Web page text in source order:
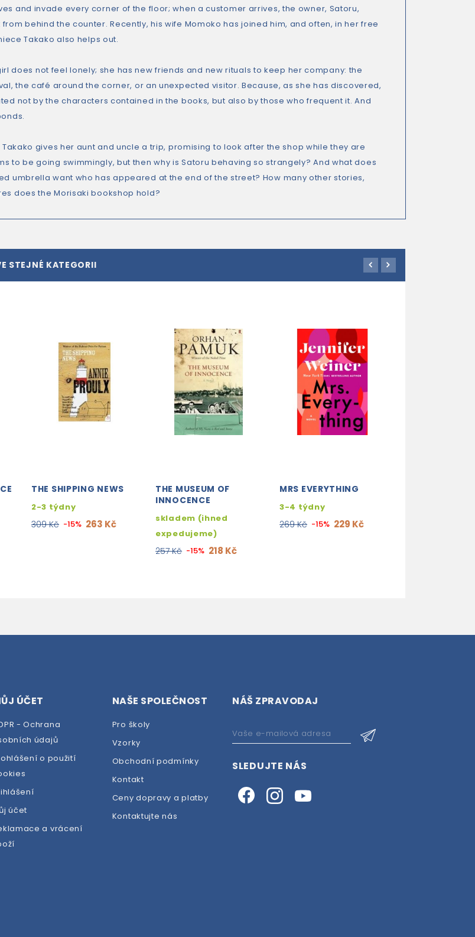
and invade every corner of the floor; when a customer arrives, the owner, Satoru,
behind the counter. Recently, his wife Momoko has joined him, and often, in her free
Takako also helps out.
does not feel lonely; she has new friends and new rituals to keep her company: the
the café around the corner, or an unexpected visitor. Because, as she has discovered,
not by the characters contained in the books, but also by those who frequent it. And
gives her aunt and uncle a trip, promising to look after the shop while they are
to be going swimmingly, but then why is Satoru behaving so strangely? And what does
umbrella want who has appeared at the end of the street? How many other stories,
does the Morisaki bookshop hold?
STEJNÉ KATEGORII
THE SHIPPING NEWS
2-3 týdny
309 Kč -15% 263 Kč
THE MUSEUM OF
INNOCENCE
skladem (ihned
expedujeme)
257 Kč -15% 218 Kč
MRS EVERYTHING
3-4 týdny
269 Kč -15% 229 Kč
ÚČET
- Ochrana
údajů
o použití
účet
a vrácení
NAŠE SPOLEČNOST
Pro školy
Vzorky
Obchodní podmínky
Kontakt
Ceny dopravy a platby
Kontaktujte nás
NÁŠ ZPRAVODAJ
SLEDUJTE NÁS